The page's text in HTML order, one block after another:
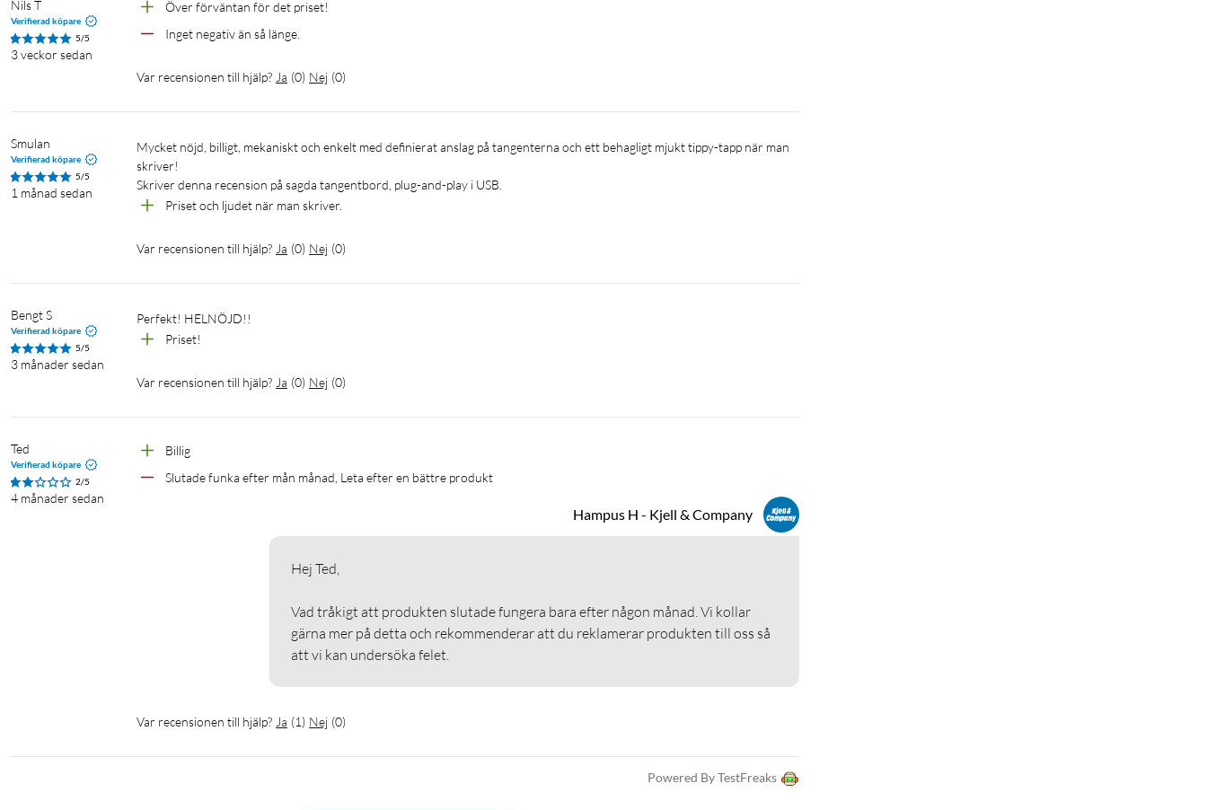
Nils T
Verifierad köpare
5/5
3 veckor sedan
Över förväntan för det priset!
Inget negativ än så länge.
Var recensionen till hjälp? Ja (0) Nej (0)
Smulan
Verifierad köpare
5/5
1 månad sedan
Mycket nöjd, billigt, mekaniskt och enkelt med definierat anslag på tangenterna och ett behagligt mjukt tippy-tapp när man
skriver!
Priset och ljudet när man skriver.
Var recensionen till hjälp? Ja (0) Nej (0)
Bengt S
Verifierad köpare
5/5
3 månader sedan
Perfekt! HELNÖJD!!
Priset!
Var recensionen till hjälp? Ja (0) Nej (0)
Ted
Verifierad köpare
2/5
4 månader sedan
Billig
Slutade funka efter mån månad, Leta efter en bättre produkt
Hampus H - Kjell & Company
Hej Ted,
Vad tråkigt att produkten slutade fungera bara efter någon månad. Vi kollar
gärna mer på detta och rekommenderar att du reklamerar produkten till oss så
att vi kan undersöka felet.
Var recensionen till hjälp? Ja (1) Nej (0)
Powered By TestFreaks